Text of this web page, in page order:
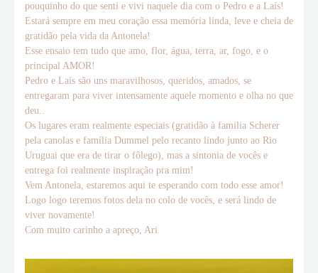
pouquinho do que senti e vivi naquele dia com o Pedro e a Laís!
Estará sempre em meu coração essa memória linda, leve e cheia de
gratidão pela vida da Antonela!
Esse ensaio tem tudo que amo, flor, água, terra, ar, fogo, e o
principal AMOR!
Pedro e Laís são uns maravilhosos, queridos, amados, se
entregaram para viver intensamente aquele momento e olha no que
deu..
Os lugares eram realmente especiais (gratidão à familia Scherer
pela canolas e família Dummel pelo recanto lindo junto ao Rio
Uruguai que era de tirar o fôlego), mas a sintonia de vocês e
entrega foi realmente inspiração pra mim!
Vem Antonela, estaremos aqui te esperando com todo esse amor!
Logo logo teremos fotos dela no colo de vocês, e será lindo de
viver novamente!
Com muito carinho a apreço, Ari.